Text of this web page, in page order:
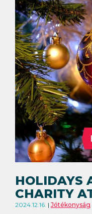
HOLIDAYS
CHARITY
2024.12.16. Jótékonyság